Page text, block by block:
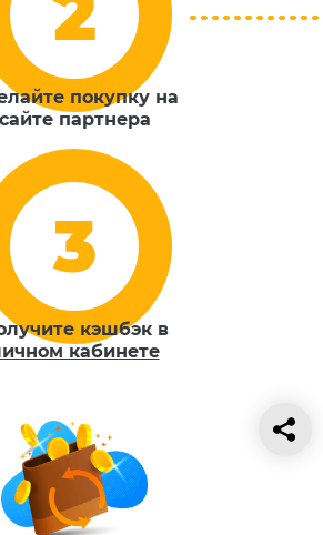
покупку на
сайте партнера
кэшбэк в
кабинете